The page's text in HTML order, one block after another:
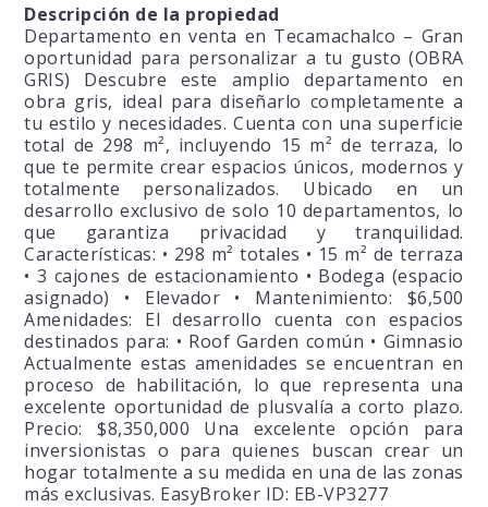
Descripción de la propiedad
Departamento en venta en Tecamachalco – Gran
oportunidad para personalizar a tu gusto (OBRA
GRIS) Descubre este amplio departamento en
obra gris, ideal para diseñarlo completamente a
tu estilo y necesidades. Cuenta con una superficie
total de 298 m², incluyendo 15 m² de terraza, lo
que te permite crear espacios únicos, modernos y
totalmente personalizados. Ubicado en un
desarrollo exclusivo de solo 10 departamentos, lo
que garantiza privacidad y tranquilidad.
Características: • 298 m² totales • 15 m² de terraza
• 3 cajones de estacionamiento • Bodega (espacio
asignado) • Elevador • Mantenimiento: $6,500
Amenidades: El desarrollo cuenta con espacios
destinados para: • Roof Garden común • Gimnasio
Actualmente estas amenidades se encuentran en
proceso de habilitación, lo que representa una
excelente oportunidad de plusvalía a corto plazo.
Precio: $8,350,000 Una excelente opción para
inversionistas o para quienes buscan crear un
hogar totalmente a su medida en una de las zonas
más exclusivas. EasyBroker ID: EB-VP3277